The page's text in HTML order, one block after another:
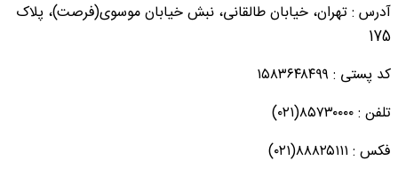
آدرس : تهران، خیابان طالقانی، نبش خیابان موسوی(فرصت)، پلاک
175
کد پستی : ۱۵۸۳۶۴۸۴۹۹
تلفن : ۸۵۷۳۰۰۰۰(۰۲۱)
فکس : ۸۸۸۲۵۱۱۱(۰۲۱)